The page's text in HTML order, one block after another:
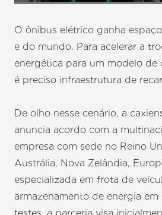
O ônibus elétrico ganha
e do mundo. Para acelerar a
energética para um modelo de
é preciso infraestrutura de
De olho nesse cenário, a
anuncia acordo com a
empresa com sede no Reino
Austrália, Nova Zelândia,
especializada em frota de
armazenamento de energia